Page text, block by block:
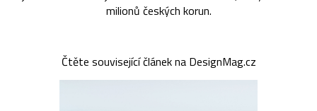
milionů českých korun.
Čtěte související článek na DesignMag.cz